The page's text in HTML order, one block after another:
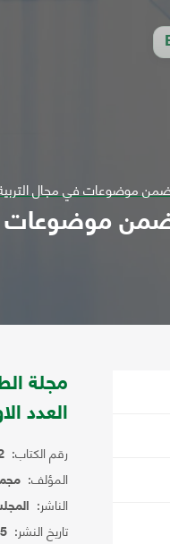
في مجال التربية ابتداء من العدد
مجلة
العدد الاول لعام
رقم الكتاب:
المؤلف:
الناشر:
تاريخ النشر: